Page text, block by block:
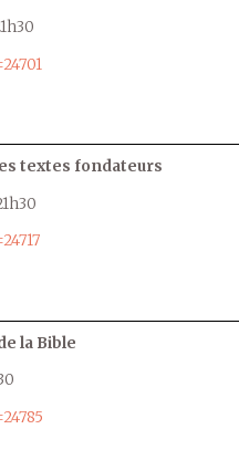
textes fondateurs
la Bible